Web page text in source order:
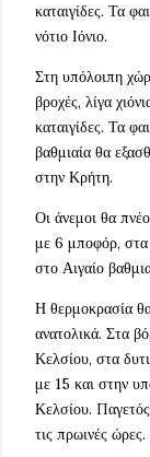
καταιγίδες. Τα
νότιο Ιόνιο.
Στη υπόλοιπη
βροχές, λίγα
καταιγίδες. Τα
βαθμιαία θα
στην Κρήτη.
Οι άνεμοι θα
με 6 μποφόρ, στα
στο Αιγαίο
Η θερμοκρασία
ανατολικά. Στα
Κελσίου, στα
με 15 και στην
Κελσίου.
τις πρωινές ώρες.